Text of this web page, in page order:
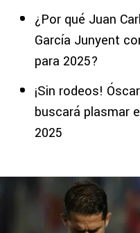
¿Por qué Juan
García Junyent
para 2025?
¡Sin rodeos!
buscará plasmar
2025